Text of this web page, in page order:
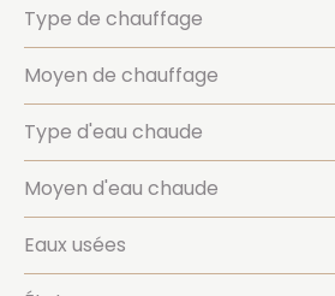
Type de chauffage
Moyen de chauffage
Type d'eau chaude
Moyen d'eau chaude
Eaux usées